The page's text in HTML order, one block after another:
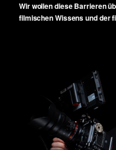
Wir wollen diese Barrieren
filmischen Wissens und der